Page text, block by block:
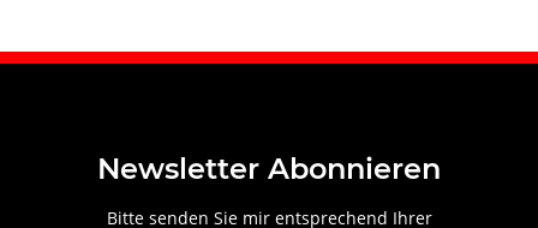
Newsletter Abonnieren
Bitte senden Sie mir entsprechend Ihrer